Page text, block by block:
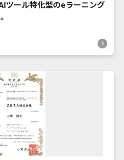
ツール特化型のeラーニング